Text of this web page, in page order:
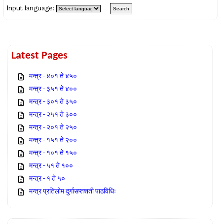
Input language:
Latest Pages
मन्त्र - ४०१ ते ४५०
मन्त्र - ३५१ ते ४००
मन्त्र - ३०१ ते ३५०
मन्त्र - २५१ ते ३००
मन्त्र - २०१ ते २५०
मन्त्र - १५१ ते २००
मन्त्र - १०१ ते १५०
मन्त्र - ५१ ते १००
मन्त्र - १ ते ५०
मन्त्र प्रतिलोम दुर्गासप्तशती पाठविधिः